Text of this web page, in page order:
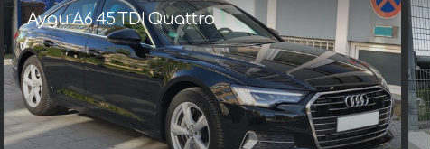
Ауди A6 45 TDI Quattro